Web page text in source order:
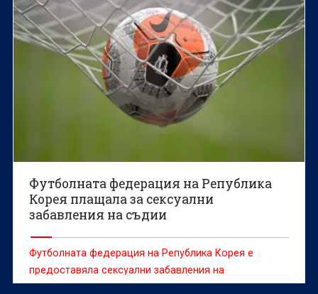
Футболната федерация на Република
Корея плащала за сексуални
забавления на съдии
Футболната федерация на Република Корея е
предоставяла сексуални забавления на
чуждестранни съдии между 2011 и 2012 г., съобщи